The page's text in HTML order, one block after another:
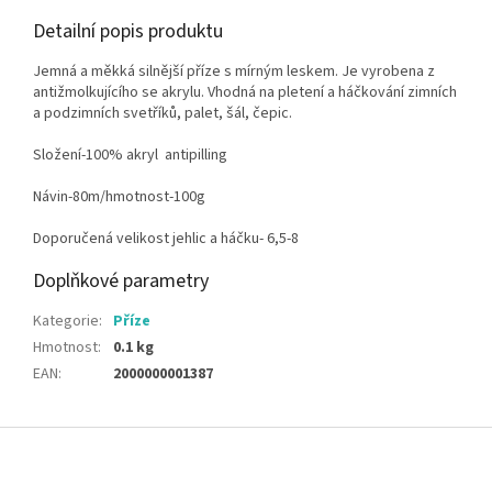
Detailní popis produktu
Jemná a měkká silnější příze s mírným leskem. Je vyrobena z
antižmolkujícího se akrylu. Vhodná na pletení a háčkování zimních
a podzimních svetříků, palet, šál, čepic.
Složení-100% akryl antipilling
Návin-80m/hmotnost-100g
Doporučená velikost jehlic a háčku- 6,5-8
Doplňkové parametry
Kategorie: Příze
Hmotnost:
0.1 kg
EAN: 2000000001387
Z